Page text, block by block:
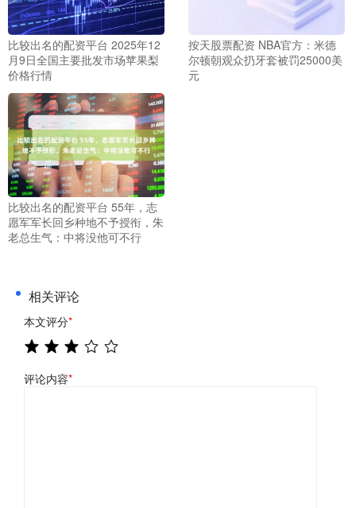
比较出名的配资平台 2025年12
月9日全国主要批发市场苹果梨
价格行情
按天股票配资 NBA官方：米德
尔顿朝观众扔牙套被罚25000美
元
比较出名的配资平台 55年，志
愿军军长回乡种地不予授衔，朱
老总生气：中将没他可不行
相关评论
本文评分*
评论内容*